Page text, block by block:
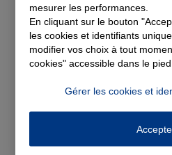
Devis assurance auto
Devis assurance habitation
Devis complémentaire santé
Devis assurance emprunteur
Devis assurance retraite
Devis assurance professionnel
mesurer les performances.
En cliquant sur le bouton
les cookies et identifiants
modifier vos choix à tout
cookies" accessible dans le
Gérer les cookies et